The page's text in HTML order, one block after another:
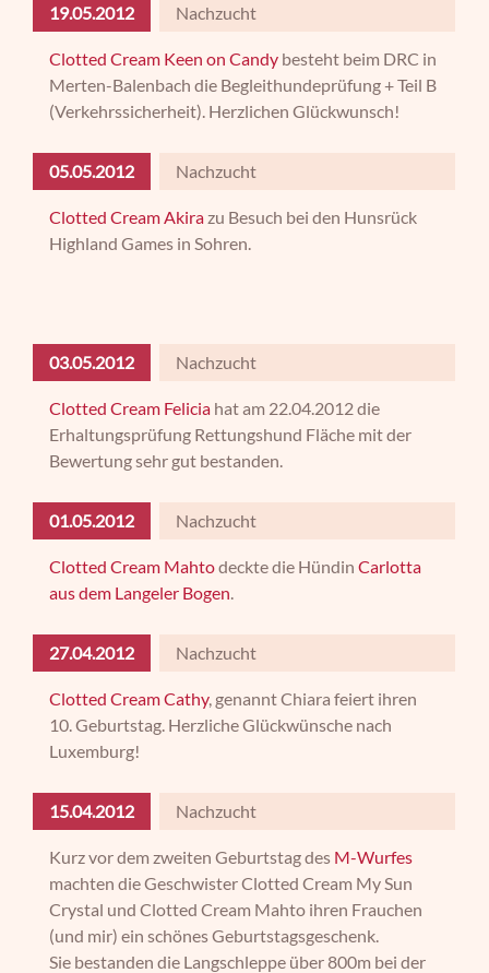
19.05.2012 Nachzucht
Clotted Cream Keen on Candy besteht beim DRC in
Merten-Balenbach die Begleithundeprüfung + Teil B
(Verkehrssicherheit). Herzlichen Glückwunsch!
05.05.2012 Nachzucht
Clotted Cream Akirazu Besuch bei den Hunsrück
Highland Games in Sohren.
03.05.2012 Nachzucht
Clotted Cream Felicia hat am 22.04.2012 die
Erhaltungsprüfung Rettungshund Fläche mit der
Bewertung sehr gut bestanden.
01.05.2012 Nachzucht
Clotted Cream Mahtodeckte die HündinCarlotta
aus dem Langeler Bogen
27.04.2012 Nachzucht
Clotted Cream Cathy, genannt Chiara feiert ihren
10. Geburtstag. Herzliche Glückwünsche nach
Luxemburg!
15.04.2012 Nachzucht
Kurz vor dem zweiten Geburtstag des M-Wurfes
machten die Geschwister Clotted Cream My Sun
Crystal und Clotted Cream Mahto ihren Frauchen
(und mir) ein schönes Geburtstagsgeschenk.
Sie bestanden die Langschleppe über 800m bei der